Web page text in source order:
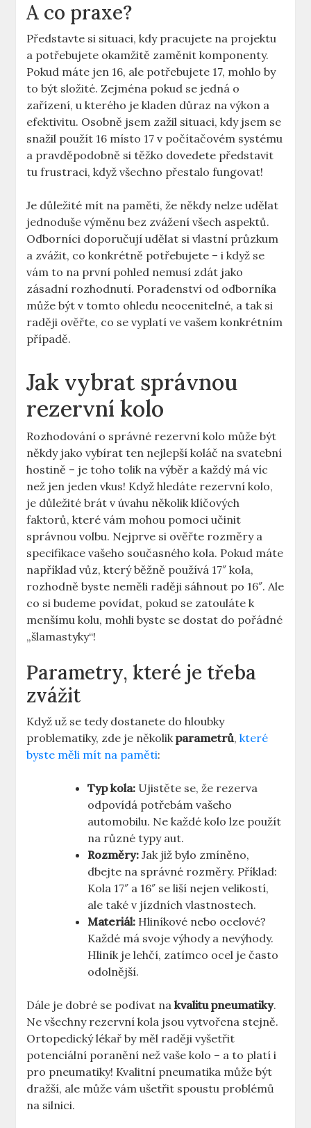
A ‌co ‍praxe?
Představte si situaci, kdy pracujete ⁢na projektu
a potřebujete ⁢okamžitě zaměnit ‍komponenty.
Pokud máte jen 16, ale potřebujete 17, mohlo ‍by
to být ⁢složité. Zejména pokud se jedná o
zařízení, ⁣u kterého je kladen důraz na výkon a⁣
efektivitu. Osobně jsem zažil situaci, kdy ⁢jsem ⁣se
snažil použít 16 místo ‍17 v počítačovém systému
a pravděpodobně si těžko dovedete ‌představit
tu frustraci, ⁢když všechno přestalo fungovat!
Je důležité ⁣mít na paměti, že někdy nelze udělat
jednoduše výměnu bez⁢ zvážení ​všech aspektů.
Odborníci⁢ doporučují udělat si⁤ vlastní⁣ průzkum⁣
a zvážit, co konkrétně potřebujete – i když se
vám to na ⁢první​ pohled nemusí zdát jako​
zásadní rozhodnutí. Poradenství od odborníka
může ⁢být‌ v tomto ohledu neocenitelné, a tak‌ si‌
raději ověřte, co ⁢se vyplatí ve vašem konkrétním
případě.
Jak ‌vybrat ⁢správnou
rezervní kolo
Rozhodování o správné rezervní kolo může ​být
někdy ​jako vybírat ‍ten⁣ nejlepší koláč na svatební
hostině – je toho ‍tolik na výběr⁢ a každý má ‍víc⁢
než jen jeden‌ vkus! Když‍ hledáte rezervní⁢ kolo,
je důležité brát v úvahu několik klíčových
faktorů, které⁤ vám​ mohou⁣ pomoci učinit‍
správnou volbu. Nejprve si ověřte rozměry a
specifikace ⁣vašeho současného kola. Pokud​ máte
například ‌vůz, který běžně používá 17″ kola,
rozhodně byste neměli raději sáhnout po ⁤16″. Ale
co si budeme‌ povídat, pokud se ⁣zatouláte k
⁣menšímu kolu, mohli byste se dostat‌ do pořádné
„šlamastyky“!
Parametry, které je ⁤třeba
zvážit
Když už se tedy ‍dostanete do ⁤hloubky
problematiky, zde je několikparametrů,které
byste měli mít na paměti:
Typ kola: Ujistěte se, že rezerva
odpovídá potřebám vašeho
automobilu. Ne každé kolo lze použít
na různé typy ⁢aut.
Rozměry: Jak již bylo⁣ zmíněno,
dbejte na správné‌ rozměry. Příklad:​
Kola⁣ 17″ a ​16″ se liší nejen velikostí,
ale také v​ jízdních ‍vlastnostech.
Materiál: Hliníkové⁤ nebo ocelové?⁢
Každé má⁢ svoje ⁤výhody a‌ nevýhody.
Hliník je lehčí, zatímco ocel je často‌
odolnější.
Dále je dobré se podívat nakvalitu pneumatiky.
Ne všechny rezervní⁤ kola jsou⁣ vytvořena stejně.
Ortopedický lékař by měl raději vyšetřit
potenciální poranění než vaše⁤ kolo –⁢ a to platí i
pro pneumatiky! Kvalitní pneumatika‍ může⁢ být
dražší,⁤ ale​ může⁢ vám⁣ ušetřit spoustu problémů
na silnici.